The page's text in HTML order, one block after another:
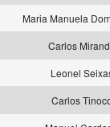
Maria Manuela
Carlos
Leonel
Carlos